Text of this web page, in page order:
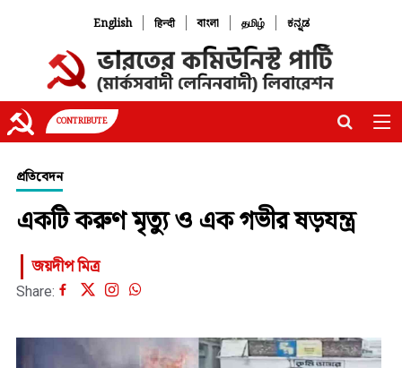
English | हिन्दी | বাংলা | தமிழ் | ಕನ್ನಡ
CONTRIBUTE
প্রতিবেদন
একটি করুণ মৃত্যু ও এক গভীর ষড়যন্ত্র
জয়দীপ মিত্র
Share: